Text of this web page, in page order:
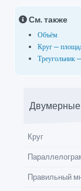
См. также
Объём
Круг —
Треугольник
Круг
Правильный